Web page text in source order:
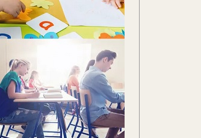
پلاس
شیوانا
داستان